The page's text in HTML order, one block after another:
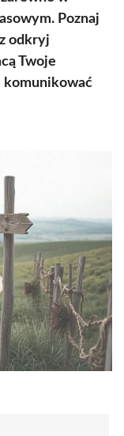
Poznaj
odkryj
Twoje
komunikować